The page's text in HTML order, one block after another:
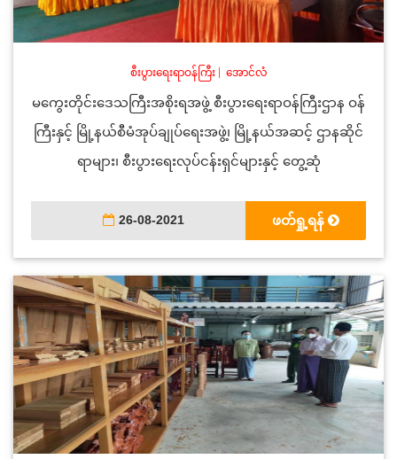
စီးပွားရေးရာဝန်ကြီး| အောင်လံ
မကွေးတိုင်းဒေသကြီးအစိုးရအဖွဲ့ စီးပွားရေးရာဝန်ကြီးဌာန ဝန်
ကြီးနှင့် မြို့နယ်စီမံအုပ်ချုပ်ရေးအဖွဲ့၊ မြို့နယ်အဆင့် ဌာနဆိုင်
ရာများ၊ စီးပွားရေးလုပ်ငန်းရှင်များနှင့် တွေ့ဆုံ
26-08-2021 ဖတ်ရှု့ရန်